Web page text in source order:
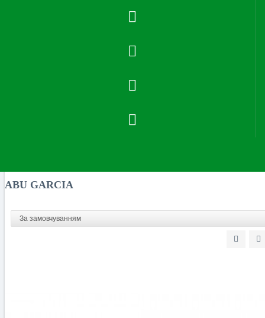
ABU GARCIA